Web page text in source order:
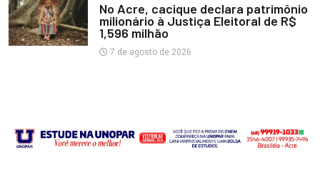
No Acre, cacique declara patrimônio
milionário à Justiça Eleitoral de R$
1,596 milhão
7 de agosto de 2026